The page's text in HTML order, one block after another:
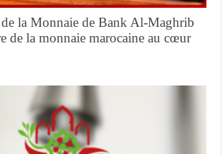
de la Monnaie de Bank Al-Maghrib
de la monnaie marocaine au cœur